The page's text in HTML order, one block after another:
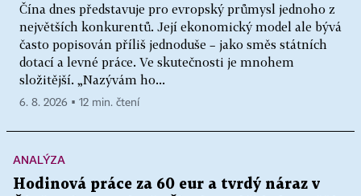
Čína dnes představuje pro evropský průmysl jednoho z
největších konkurentů. Její ekonomický model ale bývá
často popisován příliš jednoduše – jako směs státních
dotací a levné práce. Ve skutečnosti je mnohem
složitější. „Nazývám ho...
6. 8. 2026 ▪ 12 min. čtení
ANALÝZA
Hodinová práce za 60 eur a tvrdý náraz v